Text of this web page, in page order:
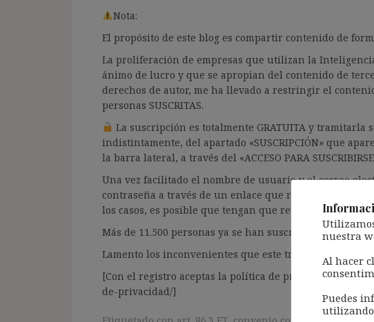
Nota:
El propósito de este blog es compartir contenido de
La proliferación de empresas que utilizan la
ánimo de lucro y que se apropian del contenido de
derechos de autor, me ha llevado a restringir el
personas SUSCRITAS.
La suscripción es totalmente GRATUITA y tramitarla
indistintamente, del apartado «SUSCRIPCIÓN» que
la barra lateral, a través del «ACCESO PARA SUSCRIBIRSE
Una vez facilitado el nombre de usuario y el correo
contraseña a través de un enlace que recibirán en el
los casos, es posible que tengan que revisar la bandeja
Más de 11.500 personas ya se han suscrito.
Lamento los inconvenientes que este trámite pueda
[Con el registro aceptas la política de privacidad del
de-privacidad/]
nuestra
Al hacer
Puedes